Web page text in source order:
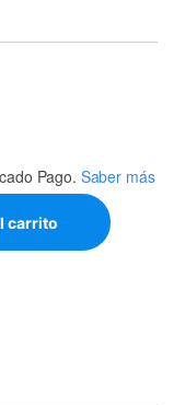
Pago. Saber más
carrito